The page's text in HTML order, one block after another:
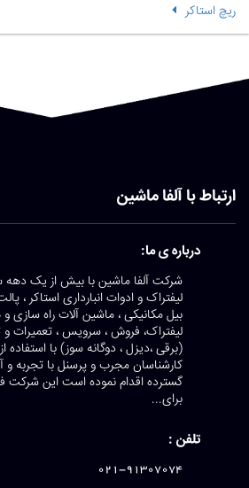
ریچ استاکر
ارتباط با آلفا ماشین
درباره ی ما:
شرکت آلفا ماشین با بیش از یک دهه
لیفتراک و ادوات انبارداری استاکر ،
بیل مکانیکی ، ماشین آلات راه سازی
لیفتراک، فروش ، سرویس ، تعمیرات
(برقی ،دیزل ، دوگانه سوز) با استفاده
کارشناسان مجرب و پرسنل با تجربه
گسترده اقدام نموده است این شرکت
برای...
تلفن :
021-91307074